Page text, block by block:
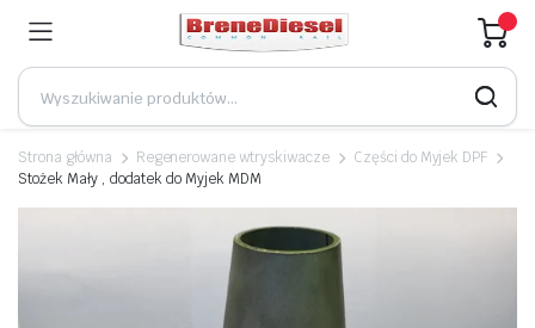
Strona główna Regenerowane wtryskiwacze
Części do Myjek DPF
Stożek Mały , dodatek do Myjek MDM